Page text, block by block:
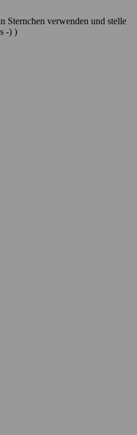
Sternchen verwenden und stelle
-) )